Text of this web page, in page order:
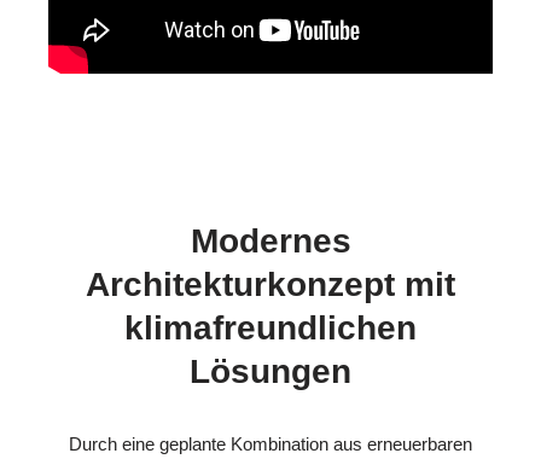
Modernes
Architekturkonzept mit
klimafreundlichen
Lösungen
Durch eine geplante Kombination aus erneuerbaren